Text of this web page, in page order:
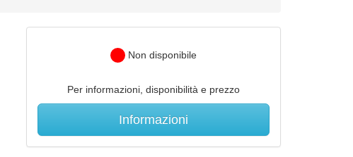
Non disponibile
Per informazioni, disponibilità e prezzo
Informazioni